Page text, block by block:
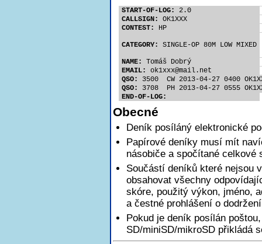
START-OF-LOG:
2.0
CALLSIGN:
OK1XXX
CONTEST:
HP
CATEGORY: SINGLE-OP 80M LOW MIXED
NAME:
Tomáš Dobrý
EMAIL:
ok1xxx@mail.net
QSO:
3500  CW 2013-04-27 0400
QSO:
3708  PH 2013-04-27 0555
END-OF-LOG:
Obecné
Deník posíláný elektronické
Papírové deníky musí mít
násobiče a spočítané celkové
Součástí deníků které nejsou
obsahovat všechny
skóre, použitý výkon, jméno,
a čestné prohlášení o
Pokud je deník posílán
SD/miniSD/mikroSD přikládá